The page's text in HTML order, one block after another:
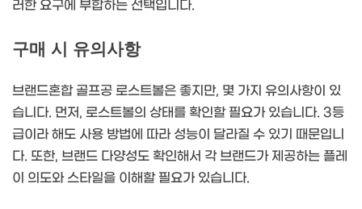
러한 요구에 부합하는 선택입니다.
구매 시 유의사항
브랜드혼합 골프공 로스트볼은 좋지만, 몇 가지 유의사항이 있
습니다. 먼저, 로스트볼의 상태를 확인할 필요가 있습니다. 3등
급이라 해도 사용 방법에 따라 성능이 달라질 수 있기 때문입니
다. 또한, 브랜드 다양성도 확인해서 각 브랜드가 제공하는 플레
이 의도와 스타일을 이해할 필요가 있습니다.